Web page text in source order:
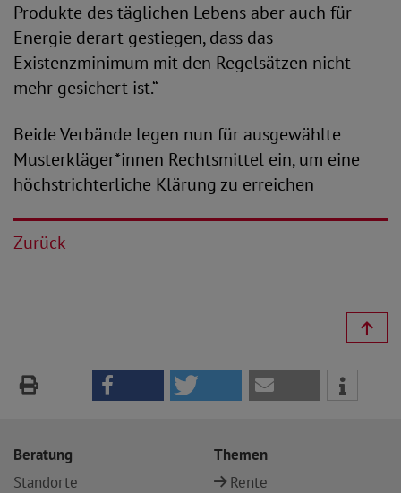
Produkte des täglichen Lebens aber auch für
Energie derart gestiegen, dass das
Existenzminimum mit den Regelsätzen nicht
mehr gesichert ist.“
Beide Verbände legen nun für ausgewählte
Musterkläger*innen Rechtsmittel ein, um eine
höchstrichterliche Klärung zu erreichen
Zurück
Beratung
Standorte
Themen
Rente